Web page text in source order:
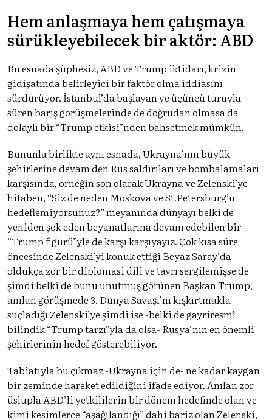
Hem anlaşmaya hem çatışmaya
sürükleyebilecek bir aktör: ABD
Bu esnada şüphesiz, ABD ve Trump iktidarı, krizin
gidişatında belirleyici bir faktör olma iddiasını
sürdürüyor. İstanbul’da başlayan ve üçüncü turuyla
süren barış görüşmelerinde de doğrudan olmasa da
dolaylı bir “Trump etkisi”nden bahsetmek mümkün.
Bununla birlikte aynı esnada, Ukrayna’nın büyük
şehirlerine devam den Rus saldırıları ve bombalamaları
karşısında, örneğin son olarak Ukrayna ve Zelenski’ye
hitaben, “Siz de neden Moskova ve St.Petersburg’u
hedeflemiyorsunuz?” meyanında dünyayı belki de
yeniden şok eden beyanatlarına devam edebilen bir
“Trump figürü”yle de karşı karşıyayız. Çok kısa süre
öncesinde Zelenski’yi konuk ettiği Beyaz Saray’da
oldukça zor bir diplomasi dili ve tavrı sergilemişse de
şimdi belki de bunu unutmuş görünen Başkan Trump,
anılan görüşmede 3. Dünya Savaşı’nı kışkırtmakla
suçladığı Zelenski’ye şimdi ise -belki de gayriresmî
bilindik “Trump tarzı”yla da olsa- Rusya’nın en önemli
şehirlerinin hedef gösterebiliyor.
Tabiatıyla bu çıkmaz -Ukrayna için de- ne kadar kaygan
bir zeminde hareket edildiğini ifade ediyor. Anılan zor
üslupla ABD’li yetkililerin bir dönem hedefinde olan ve
kimi kesimlerce “aşağılandığı” dahi bariz olan Zelenski,